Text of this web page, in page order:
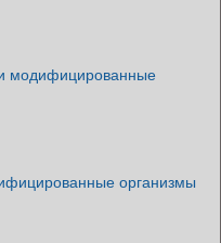
модифицированные
организмы